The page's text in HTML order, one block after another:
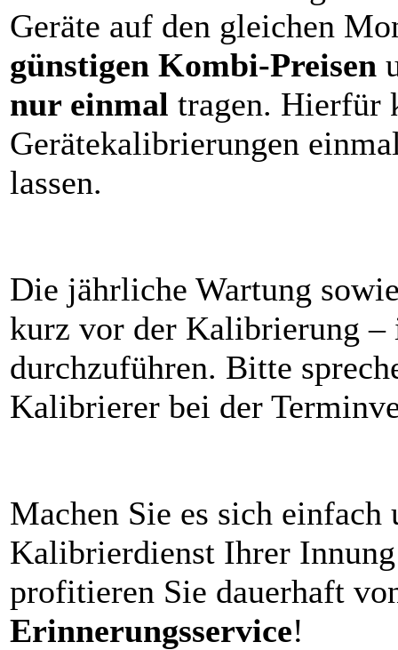
Geräte auf den gleichen
günstigen Kombi-Preisen
nur einmal tragen. Hierfür
Gerätekalibrierungen
lassen.
Die jährliche Wartung
kurz vor der Kalibrierung –
durchzuführen. Bitte
Kalibrierer bei der
Machen Sie es sich einfach
Kalibrierdienst Ihrer
profitieren Sie dauerhaft
Erinnerungsservice!